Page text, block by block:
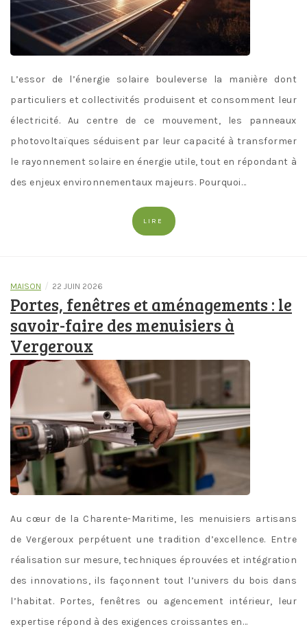
L’essor de l’énergie solaire bouleverse la manière dont
particuliers et collectivités produisent et consomment leur
électricité. Au centre de ce mouvement, les panneaux
photovoltaïques séduisent par leur capacité à transformer
le rayonnement solaire en énergie utile, tout en répondant à
des enjeux environnementaux majeurs. Pourquoi…
LIRE
MAISON / 22 JUIN 2026
Portes, fenêtres et aménagements : le
savoir-faire des menuisiers à
Vergeroux
Au cœur de la Charente-Maritime, les menuisiers artisans
de Vergeroux perpétuent une tradition d’excellence. Entre
réalisation sur mesure, techniques éprouvées et intégration
des innovations, ils façonnent tout l’univers du bois dans
l’habitat. Portes, fenêtres ou agencement intérieur, leur
expertise répond à des exigences croissantes en…